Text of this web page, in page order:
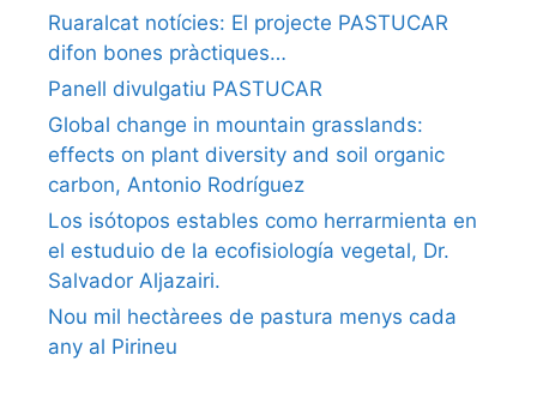
Ruaralcat notícies: El projecte PASTUCAR
difon bones pràctiques…
Panell divulgatiu PASTUCAR
Global change in mountain grasslands:
effects on plant diversity and soil organic
carbon, Antonio Rodríguez
Los isótopos estables como herrarmienta en
el estuduio de la ecofisiología vegetal, Dr.
Salvador Aljazairi.
Nou mil hectàrees de pastura menys cada
any al Pirineu